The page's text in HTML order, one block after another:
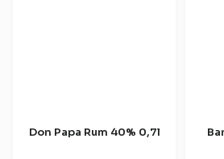
Don Papa Rum 40% 0,7l